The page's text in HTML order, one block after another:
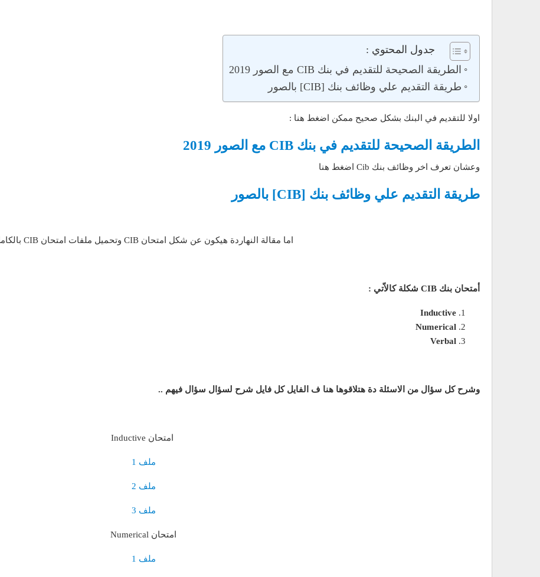
جدول المحتوي :
الطريقة الصحيحة للتقديم في بنك CIB مع الصور 2019
طريقة التقديم علي وظائف بنك [CIB] بالصور
اولا للتقديم في البنك بشكل صحيح ممكن اضغط هنا :
الطريقة الصحيحة للتقديم في بنك CIB مع الصور 2019
وعشان تعرف اخر وظائف بنك Cib اضغط هنا
طريقة التقديم علي وظائف بنك [CIB] بالصور
اما مقالة النهاردة هيكون عن شكل امتحان CIB وتحميل ملفات امتحان CIB بالكامل
أمتحان بنك CIB شكلة كالاّتي :
Inductive
Numerical
Verbal
وشرح كل سؤال من الاسئلة دة هتلاقوها هنا ف الفايل كل فايل شرح لسؤال سؤال فيهم ..
امتحان Inductive
ملف 1
ملف 2
ملف 3
امتحان Numerical
ملف 1